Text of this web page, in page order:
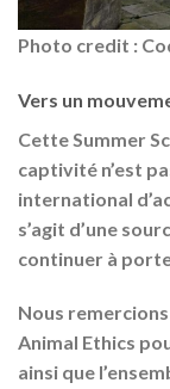
Photo credit :
Vers un
Cette Summer
captivité n’est
international
s’agit d’une
continuer à
Nous
Animal Ethics
ainsi que